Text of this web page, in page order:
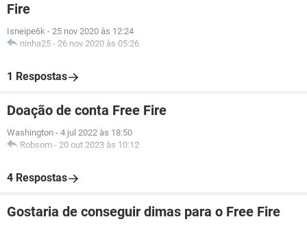
Fire
Isneipe6k - 25 nov 2020 às 12:24
ninha25 - 26 nov 2020 às 05:26
1 Respostas
Doação de conta Free Fire
Washington - 4 jul 2022 às 18:50
Robsom - 20 out 2023 às 10:12
4 Respostas
Gostaria de conseguir dimas para o Free Fire